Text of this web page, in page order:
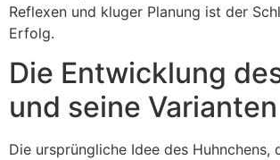
Reflexen und kluger Planung ist der
Erfolg.
Die Entwicklung
und seine Varianten
Die ursprüngliche Idee des Huhnchens,